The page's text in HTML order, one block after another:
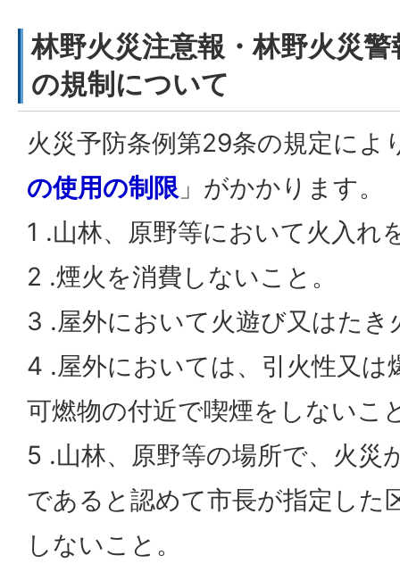
林野火災注意報・林野火災
の規制について
火災予防条例第29条の規定によ
の使用の制限 」がかかります。
1 .山林、原野等において火入れ
2 .煙火を消費しないこと。
3 .屋外において火遊び又はた
4 .屋外においては、引火性又は
可燃物の付近で喫煙をしないこ
5 .山林、原野等の場所で、火災
であると認めて市長が指定した
しないこと。